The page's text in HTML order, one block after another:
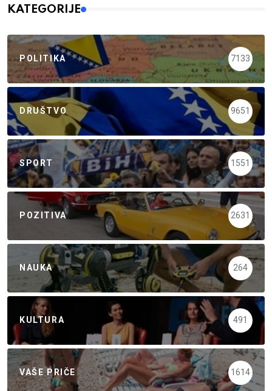
KATEGORIJE
POLITIKA 7133
DRUŠTVO 9651
SPORT 1551
POZITIVA 2631
NAUKA 264
KULTURA 491
VAŠE PRIČE 1614